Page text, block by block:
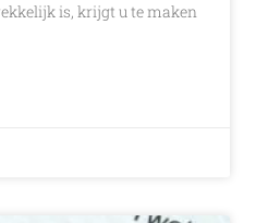
is, krijgt u te maken